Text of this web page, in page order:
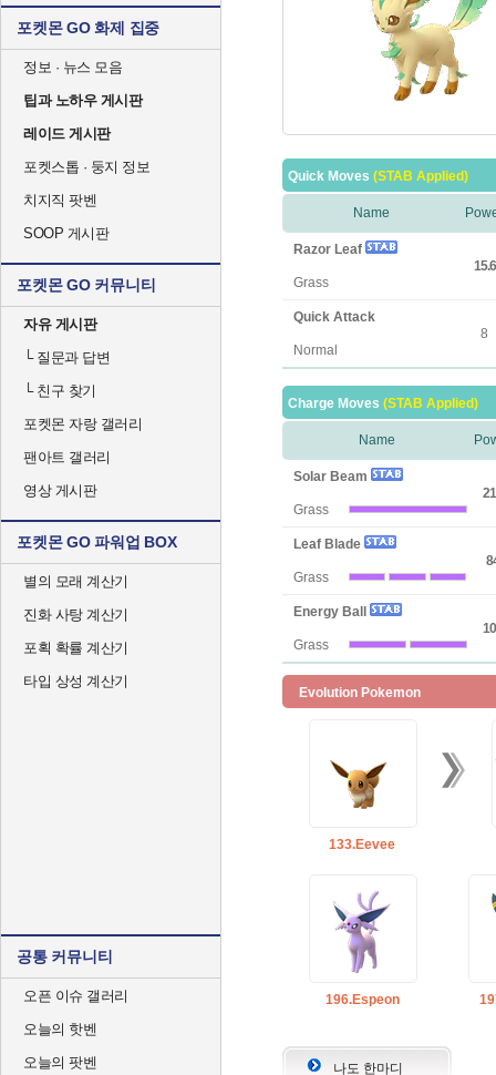
포켓몬 GO 화제 집중
정보 · 뉴스 모음
팁과 노하우 게시판
레이드 게시판
포켓스톱 · 둥지 정보
치지직 팟벤
SOOP 게시판
포켓몬 GO 커뮤니티
자유 게시판
└질문과 답변
└친구 찾기
포켓몬 자랑 갤러리
팬아트 갤러리
영상 게시판
포켓몬 GO 파워업 BOX
별의 모래 계산기
진화 사탕 계산기
포획 확률 계산기
타입 상성 계산기
공통 커뮤니티
오픈 이슈 갤러리
오늘의 핫벤
오늘의 팟벤
Quick Moves (STAB Applied)
Name
Razor Leaf
Grass
15.6
Quick Attack
Normal
8
Charge Moves (STAB Applied)
Name
Solar Beam
Grass
Leaf Blade
Grass
Energy Ball
Grass
Evolution Pokemon
133.Eevee
196.Espeon
나도 한마디